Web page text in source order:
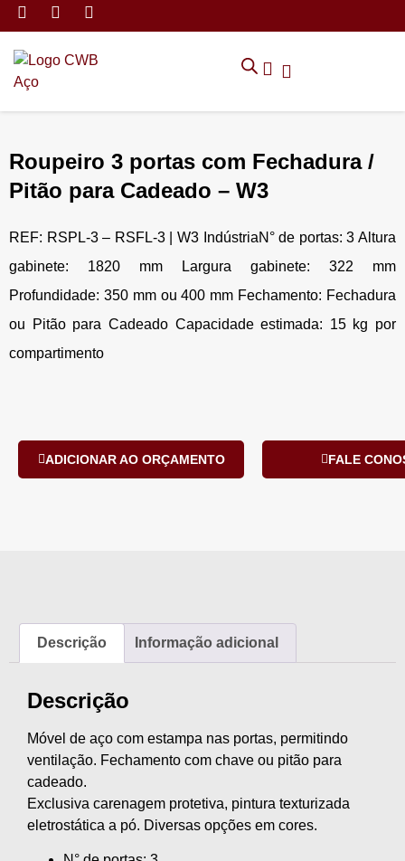
Roupeiro 3 portas com Fechadura /
Pitão para Cadeado – W3
REF: RSPL-3 – RSFL-3 | W3 IndústriaN° de portas: 3 Altura
gabinete: 1820 mm Largura gabinete: 322 mm
Profundidade: 350 mm ou 400 mm Fechamento: Fechadura
ou Pitão para Cadeado Capacidade estimada: 15 kg por
compartimento
ADICIONAR AO ORÇAMENTO FALE
Descrição Informação adicional
Descrição
Móvel de aço com estampa nas portas, permitindo
ventilação. Fechamento com chave ou pitão para
cadeado.
Exclusiva carenagem protetiva, pintura texturizada
eletrostática a pó. Diversas opções em cores.